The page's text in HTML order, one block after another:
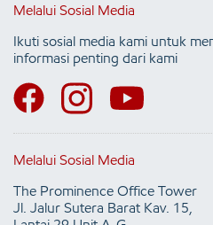
Melalui Sosial Media
Ikuti sosial media kami untuk
informasi penting dari kami
Melalui Sosial Media
The Prominence Office Tower
Jl. Jalur Sutera Barat Kav. 15,